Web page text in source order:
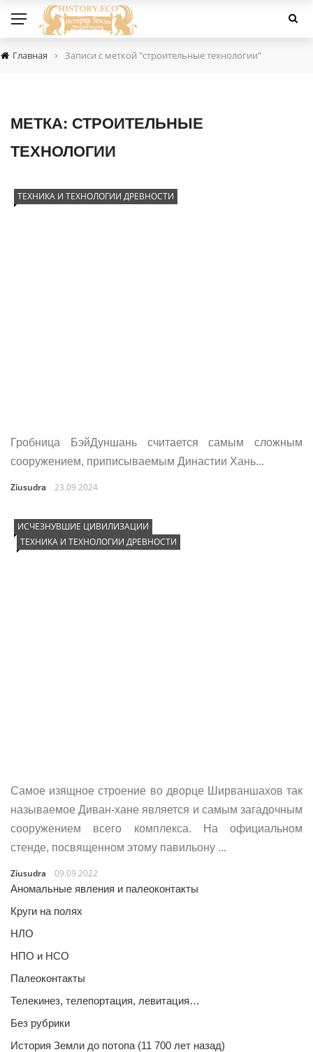
Главная › Записи с меткой "строительные технологии"
МЕТКА: СТРОИТЕЛЬНЫЕ
ТЕХНОЛОГИИ
ТЕХНИКА И ТЕХНОЛОГИИ ДРЕВНОСТИ
Гробница БэйДуншань считается самым сложным
сооружением, приписываемым Династии Хань...
Ziusudra 23.09.2024
ИСЧЕЗНУВШИЕ ЦИВИЛИЗАЦИИ
ТЕХНИКА И ТЕХНОЛОГИИ ДРЕВНОСТИ
Самое изящное строение во дворце Ширваншахов так
называемое Диван-хане является и самым загадочным
сооружением всего комплекса. На официальном
стенде, посвященном этому павильону ...
Ziusudra
09.09.2022
Аномальные явления и палеоконтакты
Круги на полях
НЛО
НПО и НСО
Палеоконтакты
Телекинез, телепортация, левитация…
Без рубрики
История Земли до потопа (11 700 лет назад)